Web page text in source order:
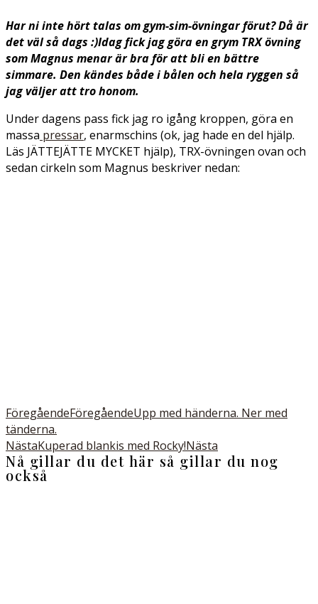
Har ni inte hört talas om gym-sim-övningar förut? Då är
det väl så dags :)Idag fick jag göra en grym TRX övning
som Magnus menar är bra för att bli en bättre
simmare. Den kändes både i bålen och hela ryggen så
jag väljer att tro honom.
Under dagens pass fick jag ro igång kroppen, göra en
massa pressar, enarmschins (ok, jag hade en del hjälp.
Läs JÄTTEJÄTTE MYCKET hjälp), TRX-övningen ovan och
sedan cirkeln som Magnus beskriver nedan:
FöregåendeFöregåendeUpp med händerna. Ner med
tänderna.
NästaKuperad blankis med Rocky!Nästa
Nå gillar du det här så gillar du nog
också